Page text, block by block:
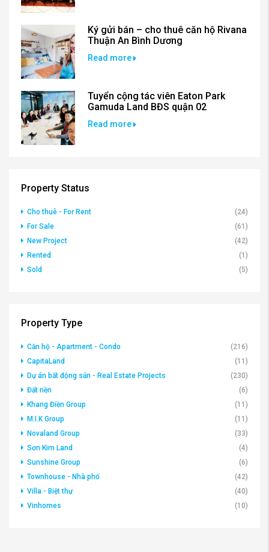
Ký gửi bán – cho thuê căn hộ Rivana
Thuận An Bình Dương
Read more
Tuyển cộng tác viên Eaton Park
Gamuda Land BĐS quận 02
Read more
Property Status
Cho thuê - For Rent
(24)
For Sale
(61)
New Project
(42)
Rented
(1)
Sold
(5)
Property Type
Căn hộ - Apartment - Condo
(216)
CapitaLand
(11)
Dự án bất động sản - Real Estate Projects
(230)
Đất nền
(6)
Khang Điền Group
(11)
M.I.K Group
(11)
Novaland Group
(33)
Sơn Kim Land
(4)
Sunshine Group
(6)
Townhouse - Nhà phố
(42)
Villa - Biệt thự
(40)
Vinhomes
(10)